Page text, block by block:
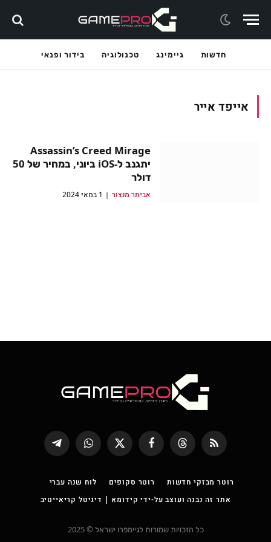
חדשות גיימינג טכנולוגיה בידור ופנאי
אייפד אייר
Assassin’s Creed Mirage
יתגנב ל-iOS ביוני, במחיר של 50
דולר
אביתר מנצור 1 במאי 2024
RSS
Threads פייסבוק
X
(טוויטר)
WhatsApp
Telegram
רוטר מבזקי חדשות רוטר סקופים
לוח שנה עברי
אתר זה נבנה ועוצב על-ידי קידומא | דיגיטל קריאייטיב
כל הזכויות שמורות לגיימפרו ישראל © 2025